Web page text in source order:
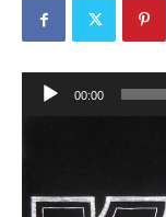
Lecteur 00:00